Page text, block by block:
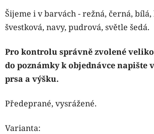
Šijeme i v barvách - režná, černá, bílá,
švestková, navy, pudrová, světle šedá.
Pro kontrolu správně zvolené
do poznámky k objednávce napište
prsa a výšku.
Předeprané, vysrážené.
Varianta: